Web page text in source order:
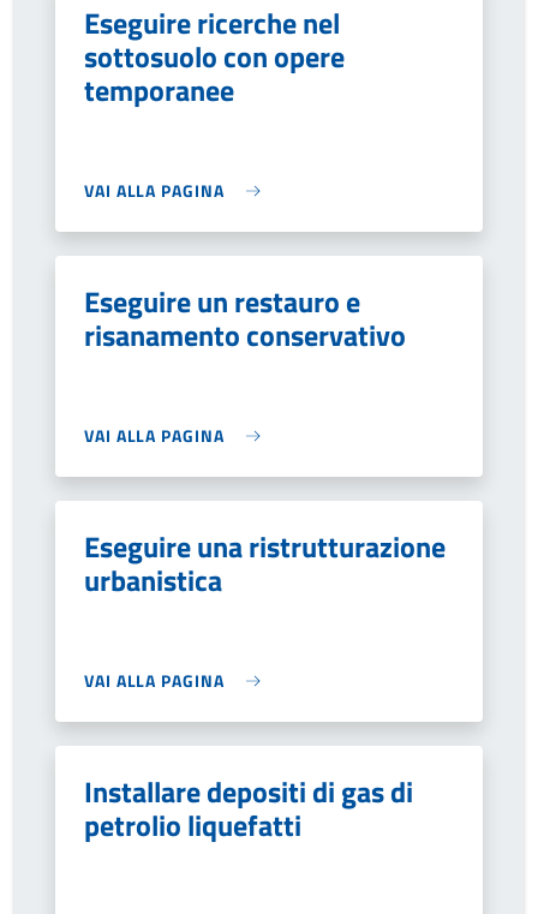
Eseguire ricerche nel
sottosuolo con opere
temporanee
VAI ALLA PAGINA
Eseguire un restauro e
risanamento conservativo
VAI ALLA PAGINA
Eseguire una ristrutturazione
urbanistica
VAI ALLA PAGINA
Installare depositi di gas di
petrolio liquefatti